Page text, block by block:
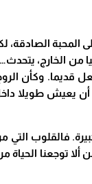
المحبة
من الخارج،
قديما. وكأن
أن يعيش طويلا
فالقلوب التي
الحياة